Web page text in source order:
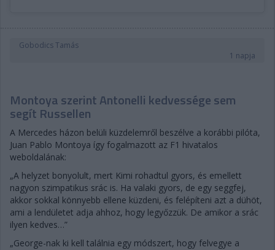
Gobodics Tamás
1 napja
Montoya szerint Antonelli kedvessége sem
segít Russellen
A Mercedes házon belüli küzdelemről beszélve a korábbi pilóta,
Juan Pablo Montoya így fogalmazott az F1 hivatalos
weboldalának:
„A helyzet bonyolult, mert Kimi rohadtul gyors, és emellett
nagyon szimpatikus srác is. Ha valaki gyors, de egy seggfej,
akkor sokkal könnyebb ellene küzdeni, és felépíteni azt a dühöt,
ami a lendületet adja ahhoz, hogy legyőzzük. De amikor a srác
ilyen kedves…”
„George-nak ki kell találnia egy módszert, hogy felvegye a